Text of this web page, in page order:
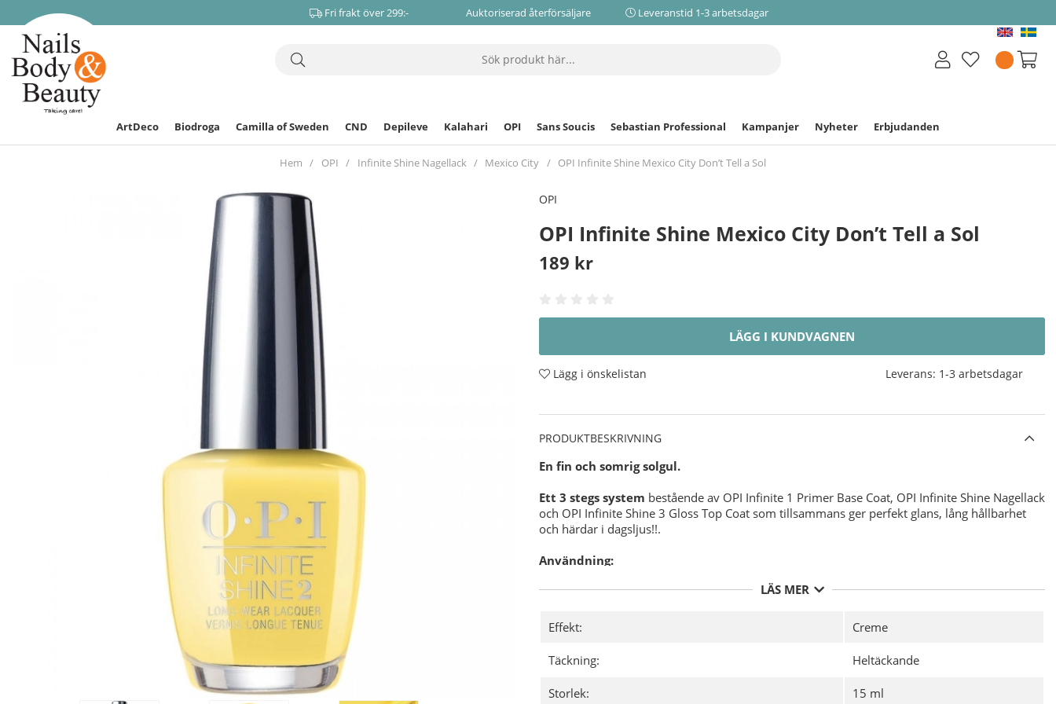
Fri frakt över 299:- Auktoriserad återförsäljare Leveranstid 1-3 arbetsdagar
ArtDeco Biodroga Camilla of Sweden CND Depileve Kalahari OPI Sans Soucis Sebastian Professional Kampanjer Nyheter Erbjudanden
Hem OPI Infinite Shine Nagellack Mexico City OPI Infinite Shine Mexico City Don’t Tell a Sol
OPI
OPI Infinite Shine Mexico City Don’t Tell a Sol
189 kr
LÄGG I KUNDVAGNEN
Lägg i önskelistan Leverans: 1-3 arbetsdagar
PRODUKTBESKRIVNING
En fin och somrig solgul.
Ett 3 stegs system bestående av OPI Infinite 1 Primer Base Coat, OPI Infinite Shine Nagellack
och OPI Infinite Shine 3 Gloss Top Coat som tillsammans ger perfekt glans, lång hållbarhet
och härdar i dagsljus!!.
Användning:
OPI NAS 99- En grundlig desinficering av din nagelplatta före applicering av ditt
Applicera sedan 1 lager av
OPI Infinite Shine 1 Primer Base Coat
och försegla även din utväxt ( framkanten av nageln ), Låt torka.
Slutligen applicerar du ett tunt lager
OPI Infinite Shine 3 Gloss Top Coat
försegla och skydda, glöm inte den fria kanten även här, Låt torka.
LÄS MER
Effekt: Creme
Täckning: Heltäckande
Storlek: 15 ml